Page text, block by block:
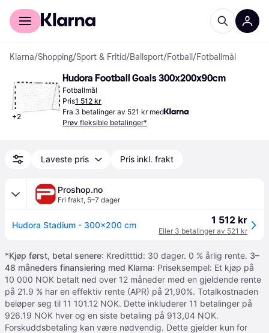
For kunder
Klarna/Shopping/Sport & Fritid/Ballsport/Fotball /Fotballmål
+2
Hudora Football Goals 300x200x90cm
Fotballmål
Pris1 512 kr
Fra 3 betalinger av 521 kr med
Prøv fleksible betalinger*
Laveste pris Pris inkl. frakt
Proshop.no
Fri frakt, 5–7 dager
Hudora Stadium - 300x200 cm 1 512 kr
Eller 3 betalinger av 521 kr
*Kjøp først, betal senere: Kreditttid: 30 dager. 0 % årlig rente. 3–
48 måneders finansiering med Klarna: Priseksempel: Et kjøp på
10 000 NOK betalt ned over 12 måneder med en gjeldende rente
på 21.9 % har en effektiv rente (APR) på 21,90%. Totalkostnaden
beløper seg til 11 101.12 NOK. Dette inkluderer 11 betalinger på
926.19 NOK hver og en siste betaling på 913,04 NOK.
Forskuddsbetaling kan være nødvendig. Dette gjelder kun for